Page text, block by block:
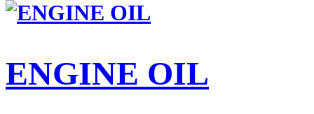
ENGINE OIL